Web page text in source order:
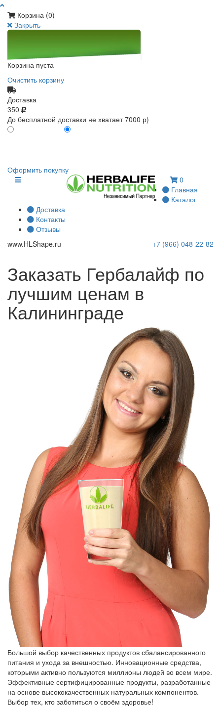
Корзина (0)
Закрыть
Корзина пуста
Очистить корзину
Доставка
350
До бесплатной доставки не хватает 7000 р)
Оформить покупку
0
Главная
Каталог
Доставка
Контакты
Отзывы
www.HLShape.ru +7 (966) 048-22-82
Заказать Гербалайф по
лучшим ценам в
Калининграде
Большой выбор качественных продуктов сбалансированного
питания и ухода за внешностью. Инновационные средства,
которыми активно пользуются миллионы людей во всем мире.
Эффективные сертифицированные продукты, разработанные
на основе высококачественных натуральных компонентов.
Выбор тех, кто заботиться о своём здоровье!